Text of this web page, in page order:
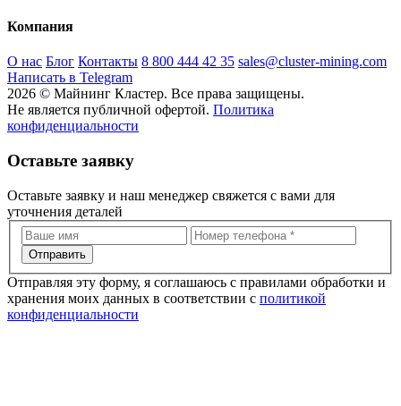
Компания
О нас Блог Контакты 8 800 444 42 35 sales@cluster-mining.com
Написать в Telegram
2026 © Майнинг Кластер. Все права защищены.
Не является публичной офертой. Политика
конфиденциальности
Оставьте заявку
Оставьте заявку и наш менеджер свяжется с вами для
уточнения деталей
Отправить
Отправляя эту форму, я соглашаюсь с правилами обработки и
хранения моих данных в соответствии с политикой
конфиденциальности